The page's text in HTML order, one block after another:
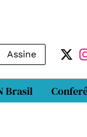
Assine
Brasil